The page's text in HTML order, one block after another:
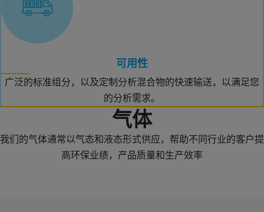
可用性
广泛的标准组分，以及定制分析混合物的快速输送，以满足您
的分析需求。
气体
我们的气体通常以气态和液态形式供应，帮助不同行业的客户提
高环保业绩，产品质量和生产效率